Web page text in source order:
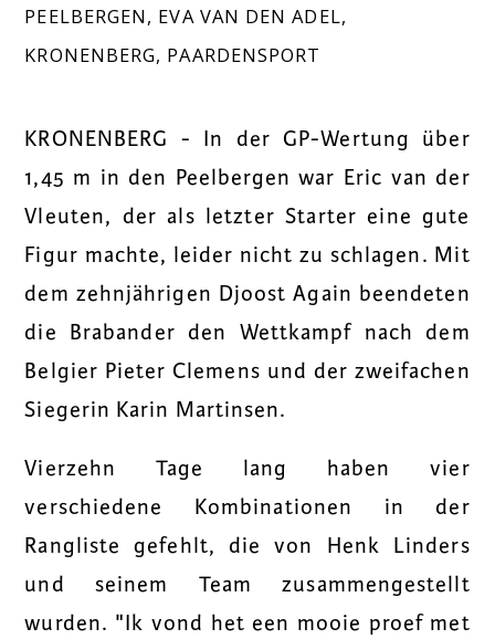
PEELBERGEN, EVA VAN DEN ADEL,
KRONENBERG, PAARDENSPORT
KRONENBERG - In der GP-Wertung über
1,45 m in den Peelbergen war Eric van der
Vleuten, der als letzter Starter eine gute
Figur machte, leider nicht zu schlagen. Mit
dem zehnjährigen Djoost Again beendeten
die Brabander den Wettkampf nach dem
Belgier Pieter Clemens und der zweifachen
Siegerin Karin Martinsen.
Vierzehn Tage lang haben vier
verschiedene Kombinationen in der
Rangliste gefehlt, die von Henk Linders
und seinem Team zusammengestellt
wurden. "Ik vond het een mooie proef met